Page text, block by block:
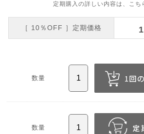
定期購入の詳しい内容は、こち
［ 10％OFF ］定期価格
数量
数量